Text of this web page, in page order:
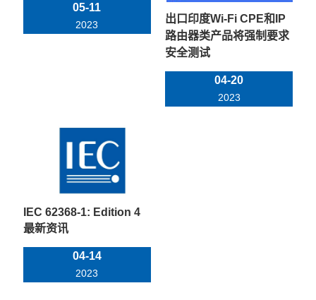
05-11
2023
出口印度Wi-Fi CPE和IP
路由器类产品将强制要求
安全测试
04-20
2023
IEC 62368-1: Edition 4
最新资讯
04-14
2023